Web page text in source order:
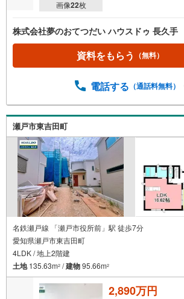
画像22枚
株式会社夢のおてつだい ハウスドゥ 長久手
資料をもらう （無料）
電話する （通話料無料）
瀬戸市東吉田町
名鉄瀬戸線 「瀬戸市役所前」駅 徒歩7分
愛知県瀬戸市東吉田町
4LDK / 地上2階建
土地135.63m2 /建物95.66m2
2,890万円